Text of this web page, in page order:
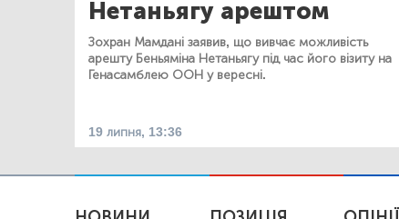
Нетаньягу арештом
Зохран Мамдані заявив, що вивчає можливість
арешту Беньяміна Нетаньягу під час його візиту на
Генасамблею ООН у вересні.
19 липня, 13:36